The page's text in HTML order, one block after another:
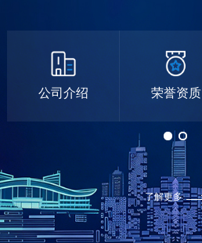
公司介绍 荣誉资质
了解更多